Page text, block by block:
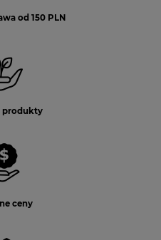
od 150 PLN
produkty
ceny